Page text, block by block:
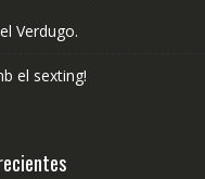
Verdugo.
el sexting!